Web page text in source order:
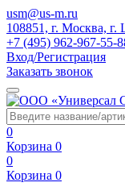
usm@us-m.ru
108851, г. Москва,
+7 (495) 962-967-55-
Вход/Регистрация
Заказать звонок
0
Корзина 0
0
Корзина 0